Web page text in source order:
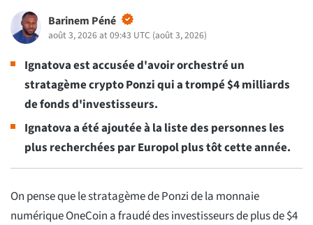
Barinem Péné
août 3, 2026 at 09:43 UTC (août 3, 2026)
Ignatova est accusée d'avoir orchestré un
stratagème crypto Ponzi qui a trompé $4 milliards
de fonds d'investisseurs.
Ignatova a été ajoutée à la liste des personnes les
plus recherchées par Europol plus tôt cette année.
On pense que le stratagème de Ponzi de la monnaie
numérique OneCoin a fraudé des investisseurs de plus de $4